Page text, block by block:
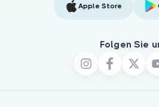
Apple Store
Folgen Sie